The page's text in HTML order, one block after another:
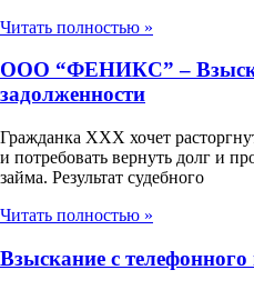
Читать полностью »
ООО “ФЕНИКС” –
задолженности
Гражданка ХХХ хочет
и потребовать вернуть долг и
займа. Результат судебного
Читать полностью »
Взыскание с